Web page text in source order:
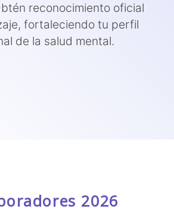
reconocimiento oficial
fortaleciendo tu perfil
de la salud mental.
2026